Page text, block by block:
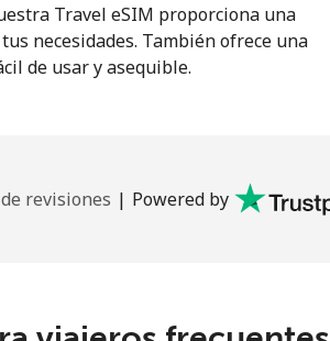
Travel eSIM proporciona una
necesidades. También ofrece una
de usar y asequible.
revisiones | Powered by